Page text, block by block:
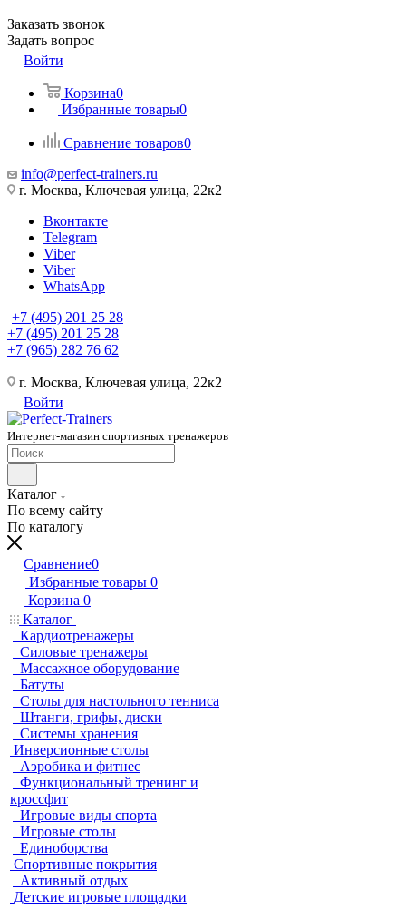
Заказать звонок
Задать вопрос
Войти
Корзина0
Избранные товары0
Сравнение товаров0
info@perfect-trainers.ru
г. Москва, Ключевая улица, 22к2
Вконтакте
Telegram
Viber
Viber
WhatsApp
+7 (495) 201 25 28
+7 (495) 201 25 28
+7 (965) 282 76 62
г. Москва, Ключевая улица, 22к2
Войти
Интернет-магазин спортивных тренажеров
Каталог
По всему сайту
По каталогу
Сравнение0
Избранные товары 0
Корзина 0
Каталог
Кардиотренажеры
Силовые тренажеры
Массажное оборудование
Батуты
Столы для настольного тенниса
Штанги, грифы, диски
Системы хранения
Инверсионные столы
Аэробика и фитнес
Функциональный тренинг и
кроссфит
Игровые виды спорта
Игровые столы
Единоборства
Спортивные покрытия
Активный отдых
Детские игровые площадки